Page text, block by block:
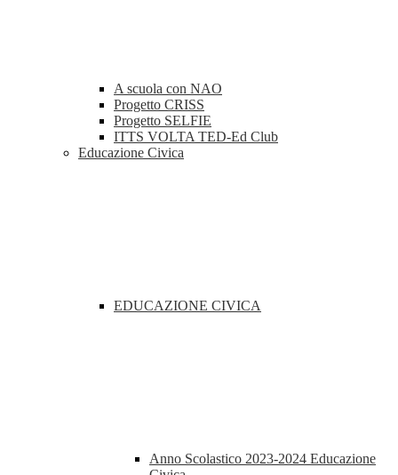
A scuola con NAO
Progetto CRISS
Progetto SELFIE
ITTS VOLTA TED-Ed Club
Educazione Civica
EDUCAZIONE CIVICA
Anno Scolastico 2023-2024 Educazione